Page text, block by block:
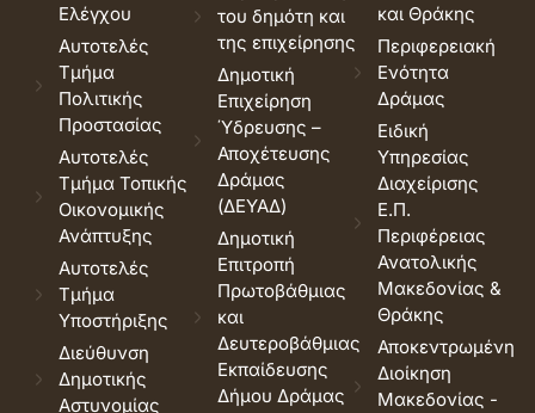
Ελέγχου
Αυτοτελές
Τμήμα
Πολιτικής
Προστασίας
Αυτοτελές
Τμήμα Τοπικής
Οικονομικής
Ανάπτυξης
Αυτοτελές
Τμήμα
Υποστήριξης
Διεύθυνση
Δημοτικής
Αστυνομίας
του δημότη και
της επιχείρησης
Δημοτική
Επιχείρηση
Ύδρευσης –
Αποχέτευσης
Δράμας
(ΔΕΥΑΔ)
Δημοτική
Επιτροπή
Πρωτοβάθμιας
και
Δευτεροβάθμιας
Εκπαίδευσης
Δήμου Δράμας
και Θράκης
Περιφερειακή
Ενότητα
Δράμας
Ειδική
Υπηρεσίας
Διαχείρισης
Ε.Π.
Περιφέρειας
Ανατολικής
Μακεδονίας &
Θράκης
Αποκεντρωμένη
Διοίκηση
Μακεδονίας -